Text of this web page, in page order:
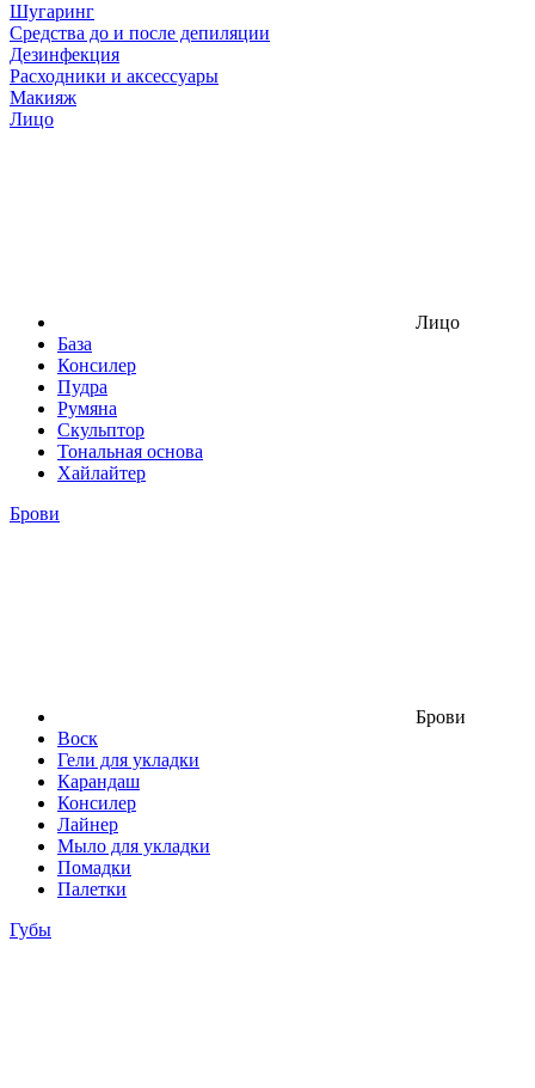
Шугаринг
Средства до и после депиляции
Дезинфекция
Расходники и аксессуары
Макияж
Лицо
Лицо
База
Консилер
Пудра
Румяна
Скульптор
Тональная основа
Хайлайтер
Брови
Брови
Воск
Гели для укладки
Карандаш
Консилер
Лайнер
Мыло для укладки
Помадки
Палетки
Губы